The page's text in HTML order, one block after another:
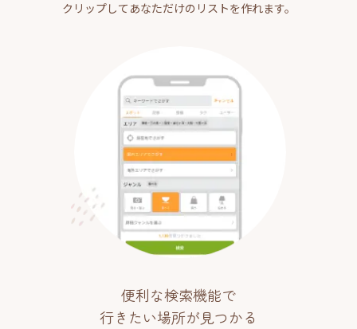
クリップしてあなただけのリストを作れます。
便利な検索機能で
行きたい場所が見つかる